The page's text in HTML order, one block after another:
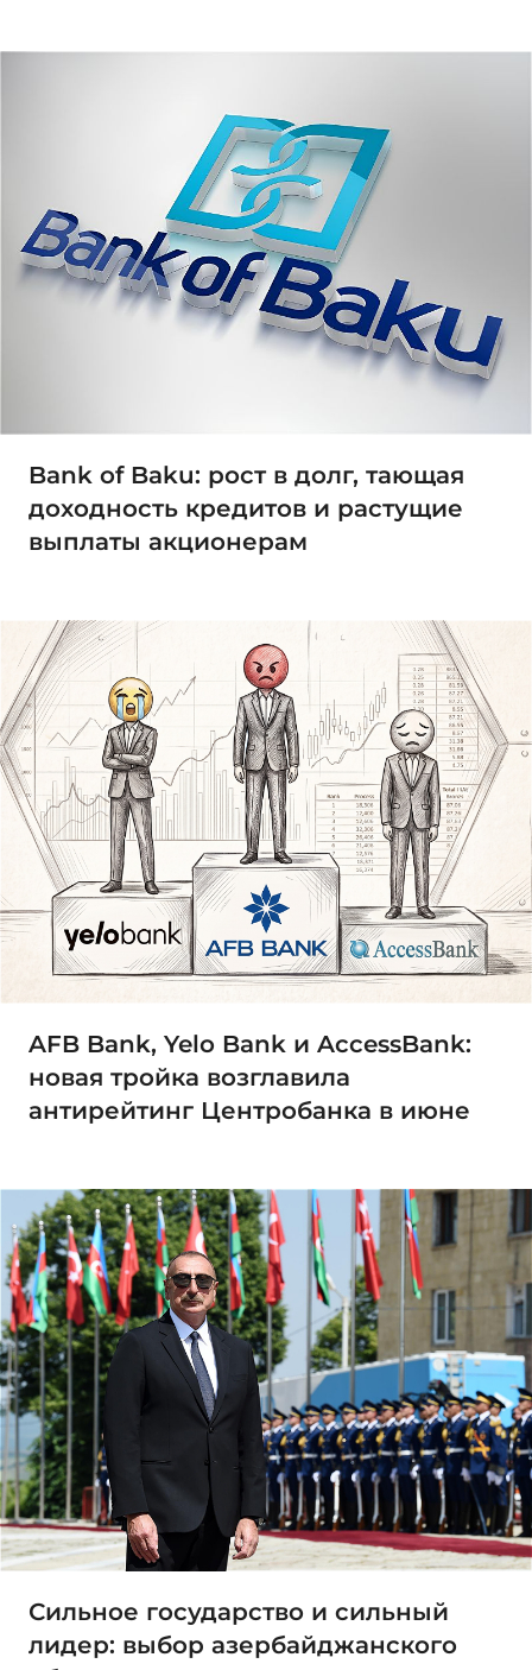
Bank of Baku: рост в долг, тающая
доходность кредитов и растущие
выплаты акционерам
AFB Bank, Yelo Bank и AccessBank:
новая тройка возглавила
антирейтинг Центробанка в июне
Сильное государство и сильный
лидер: выбор азербайджанского